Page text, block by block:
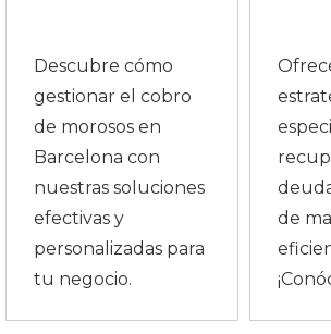
Descubre cómo
gestionar el cobro
de morosos en
Barcelona con
nuestras soluciones
efectivas y
personalizadas para
tu negocio.
de